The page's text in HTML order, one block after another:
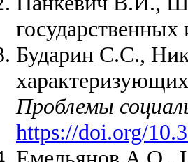
Бударин С.С.,
Проблемы
https://doi.org/